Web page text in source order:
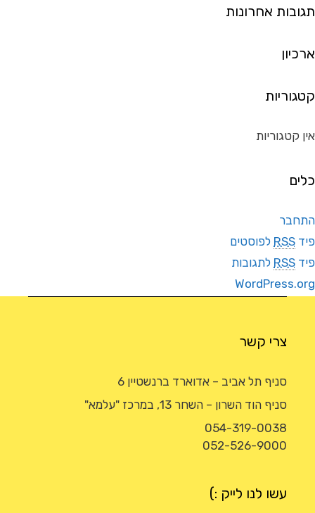
ותגובות אחרונות
ארכיון
קטגוריות
אין קטגוריות
כלים
התחבר
פיד RSS לפוסטים
פיד RSS לתגובות
WordPress.org
צרי קשר
סניף תל אביב – אדוארד ברנשטיין 6
סניף הוד השרון – השחר 13, במרכז "עלמא"
054-319-0038
052-526-9000
עשו לנו לייק :)